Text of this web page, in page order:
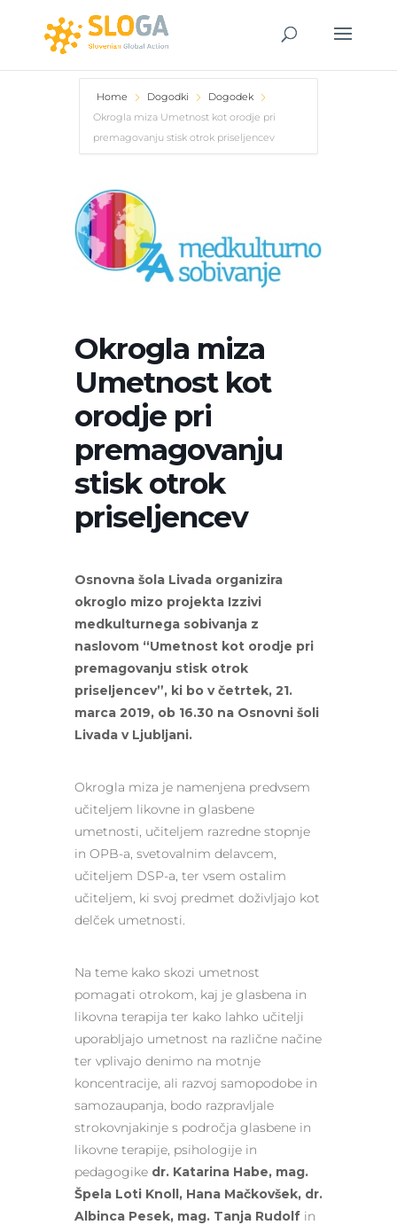
Home Dogodki
Dogodek
Okrogla miza Umetnost kot orodje pri
premagovanju stisk otrok priseljencev
Okrogla miza
Umetnost kot
orodje pri
premagovanju
stisk otrok
priseljencev
Osnovna šola Livada organizira
okroglo mizo projekta Izzivi
medkulturnega sobivanja z
naslovom “Umetnost kot orodje pri
premagovanju stisk otrok
priseljencev”, ki bo v četrtek, 21.
marca 2019, ob 16.30 na Osnovni šoli
Livada v Ljubljani.
Okrogla miza je namenjena predvsem
učiteljem likovne in glasbene
umetnosti, učiteljem razredne stopnje
in OPB-a, svetovalnim delavcem,
učiteljem DSP-a, ter vsem ostalim
učiteljem, ki svoj predmet doživljajo kot
delček umetnosti.
Na teme kako skozi umetnost
pomagati otrokom, kaj je glasbena in
likovna terapija ter kako lahko učitelji
uporabljajo umetnost na različne načine
ter vplivajo denimo na motnje
koncentracije, ali razvoj samopodobe in
samozaupanja, bodo razpravljale
strokovnjakinje s področja glasbene in
likovne terapije, psihologije in
pedagogike dr. Katarina Habe, mag.
Špela Loti Knoll, Hana Mačkovšek, dr.
Albinca Pesek, mag. Tanja Rudolf in